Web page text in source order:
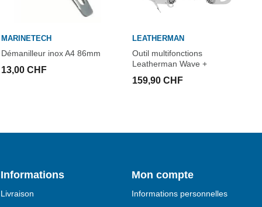
14. Lime à bois / métal
16. Adaptateur grand embout
18. Tournevis moyen
Longueur lame (cm) : 7.37
Livré avec 2 embouts réversibles :
MARINETECH
Démanilleur inox A4 86mm
13,00 CHF
LEATHERMAN
Outil multifonctions
Leatherman Wave +
159,90 CHF
Informations
Livraison
Mon compte
Informations personnelles